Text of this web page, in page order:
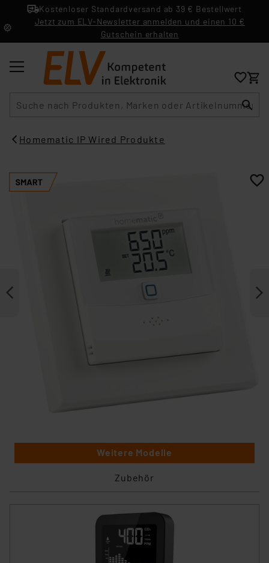
Kostenloser Standardversand ab 39 € Bestellwert
Jetzt zum ELV-Newsletter anmelden und einen 10 €
Gutschein erhalten
Homematic IP Wired Produkte
Weitere Modelle
Zubehör